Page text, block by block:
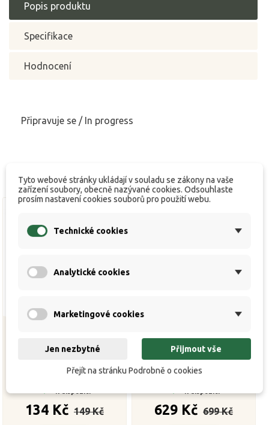
Popis produktu
Specifikace
Hodnocení
Připravuje se / In progress
Zfish Vlasec Furio Line
600m

134 Kč
cena
149 Kč
Carp´R´Us Fluorocarbon
Clearwater Shockleader
50lb, 20m

629 Kč
cena
699 Kč
Tyto webové stránky ukládají v souladu se zákony na vaše
zařízení soubory, obecně nazývané cookies. Odsouhlaste
prosím nastavení cookies souborů pro použití webu.
Technické cookies
Analytické cookies
Marketingové cookies
Jen nezbytné Přijmout vše
Přejít na stránku Podrobně o cookies